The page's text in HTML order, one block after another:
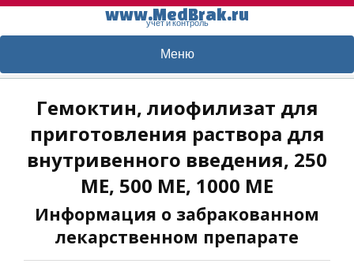
www.MedBrak.ru
учет и контроль
Меню
Гемоктин, лиофилизат для
приготовления раствора для
внутривенного введения, 250
МЕ, 500 МЕ, 1000 МЕ
Информация о забракованном
лекарственном препарате